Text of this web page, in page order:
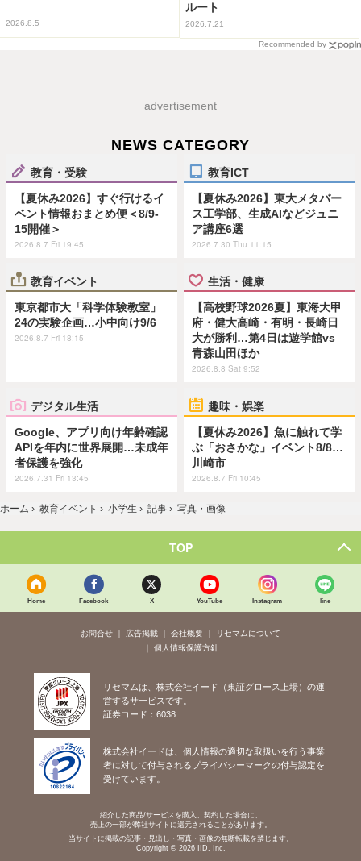
2026.8.5
ルート
2026.7.21
Recommended by
advertisement
NEWS CATEGORY
教育・受験
【夏休み2026】すぐ行けるイ
ベント情報おまとめ便＜8/9-
15開催＞
2026.8.7 Fri 19:45
教育ICT
【夏休み2026】東大メタバー
ス工学部、生成AIなどジュニ
ア講座6選
2026.7.30 Thu 11:15
教育イベント
東京都市大「科学体験教室」
24の実験企画…小中向け9/6
2026.8.7 Fri 18:15
生活・健康
【高校野球2026夏】東海大甲
府・健大高崎・有明・長崎日
大が勝利…第4日は遊学館vs
青森山田ほか
2026.8.8 Sat 9:52
デジタル生活
Google、アプリ向け年齢確認
APIを年内に世界展開…未成年
者保護を強化
2026.7.31 Fri 13:45
趣味・娯楽
【夏休み2026】魚に触れて学
ぶ「おさかな」イベント8/8…
川崎市
2026.8.7 Fri 10:45
ホーム › 教育イベント › 小学生 › 記事 › 写真・画像
TOP
Home Facebook X YouTube Instagram line
お問合せ 広告掲載 会社概要
リセマムについて
個人情報保護方針
リセマムは、株式会社イード（東証グロース上場）の運
営するサービスです。
証券コード：6038
株式会社イードは、個人情報の適切な取扱いを行う事業
者に対して付与されるプライバシーマークの付与認定を
受けています。
紹介した商品/サービスを購入、契約した場合に、
売上の一部が弊社サイトに還元されることがあります。
当サイトに掲載の記事・見出し・写真・画像の無断転載を禁じます。
Copyright © 2026 IID, Inc.